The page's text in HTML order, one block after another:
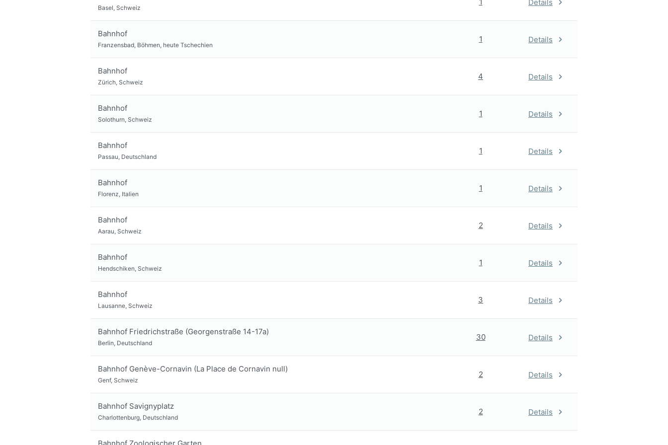
Basel, Schweiz
Details
Bahnhof
Franzensbad, Böhmen, heute Tschechien
1 Details
Bahnhof
Zürich, Schweiz
4 Details
Bahnhof
Solothurn, Schweiz
1 Details
Bahnhof
Passau, Deutschland
1 Details
Bahnhof
Florenz, Italien
1 Details
Bahnhof
Aarau, Schweiz
2 Details
Bahnhof
Hendschiken, Schweiz
1 Details
Bahnhof
Lausanne, Schweiz
3 Details
Bahnhof Friedrichstraße (Georgenstraße 14-17a)
Berlin, Deutschland
30 Details
Bahnhof Genève-Cornavin (La Place de Cornavin null)
Genf, Schweiz
2 Details
Bahnhof Savignyplatz
Charlottenburg, Deutschland
2 Details